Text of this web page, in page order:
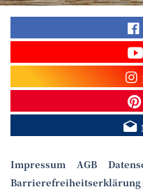
Impressum AGB
Barrierefreiheitserklärung